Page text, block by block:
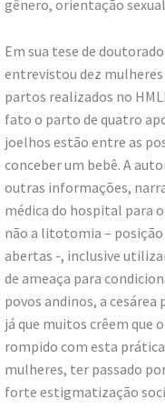
gênero, orientação
Em sua tese de
entrevistou dez
partos realizados no
fato o parto de quatro
joelhos estão entre as
conceber um bebê. A
outras informações,
médica do hospital para
não a litotomia – posição
abertas -, inclusive
de ameaça para
povos andinos, a cesárea
já que muitos crêem que
rompido com esta
mulheres, ter passado
forte estigmatização